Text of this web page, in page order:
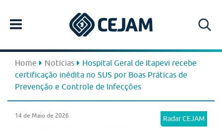
Home Noticias
Hospital Geral de Itapevi recebe
certificação inédita no SUS por Boas Práticas de
Prevenção e Controle de Infecções
Radar CEJAM
14 de Maio de 2026